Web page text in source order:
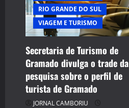
RIO GRANDE DO SUL
VIAGEM E TURISMO
Secretaria de Turismo de
Gramado divulga o trade da
pesquisa sobre o perfil de
turista de Gramado
JORNAL CAMBORIU